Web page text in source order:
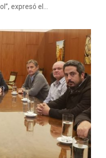
expresó el...